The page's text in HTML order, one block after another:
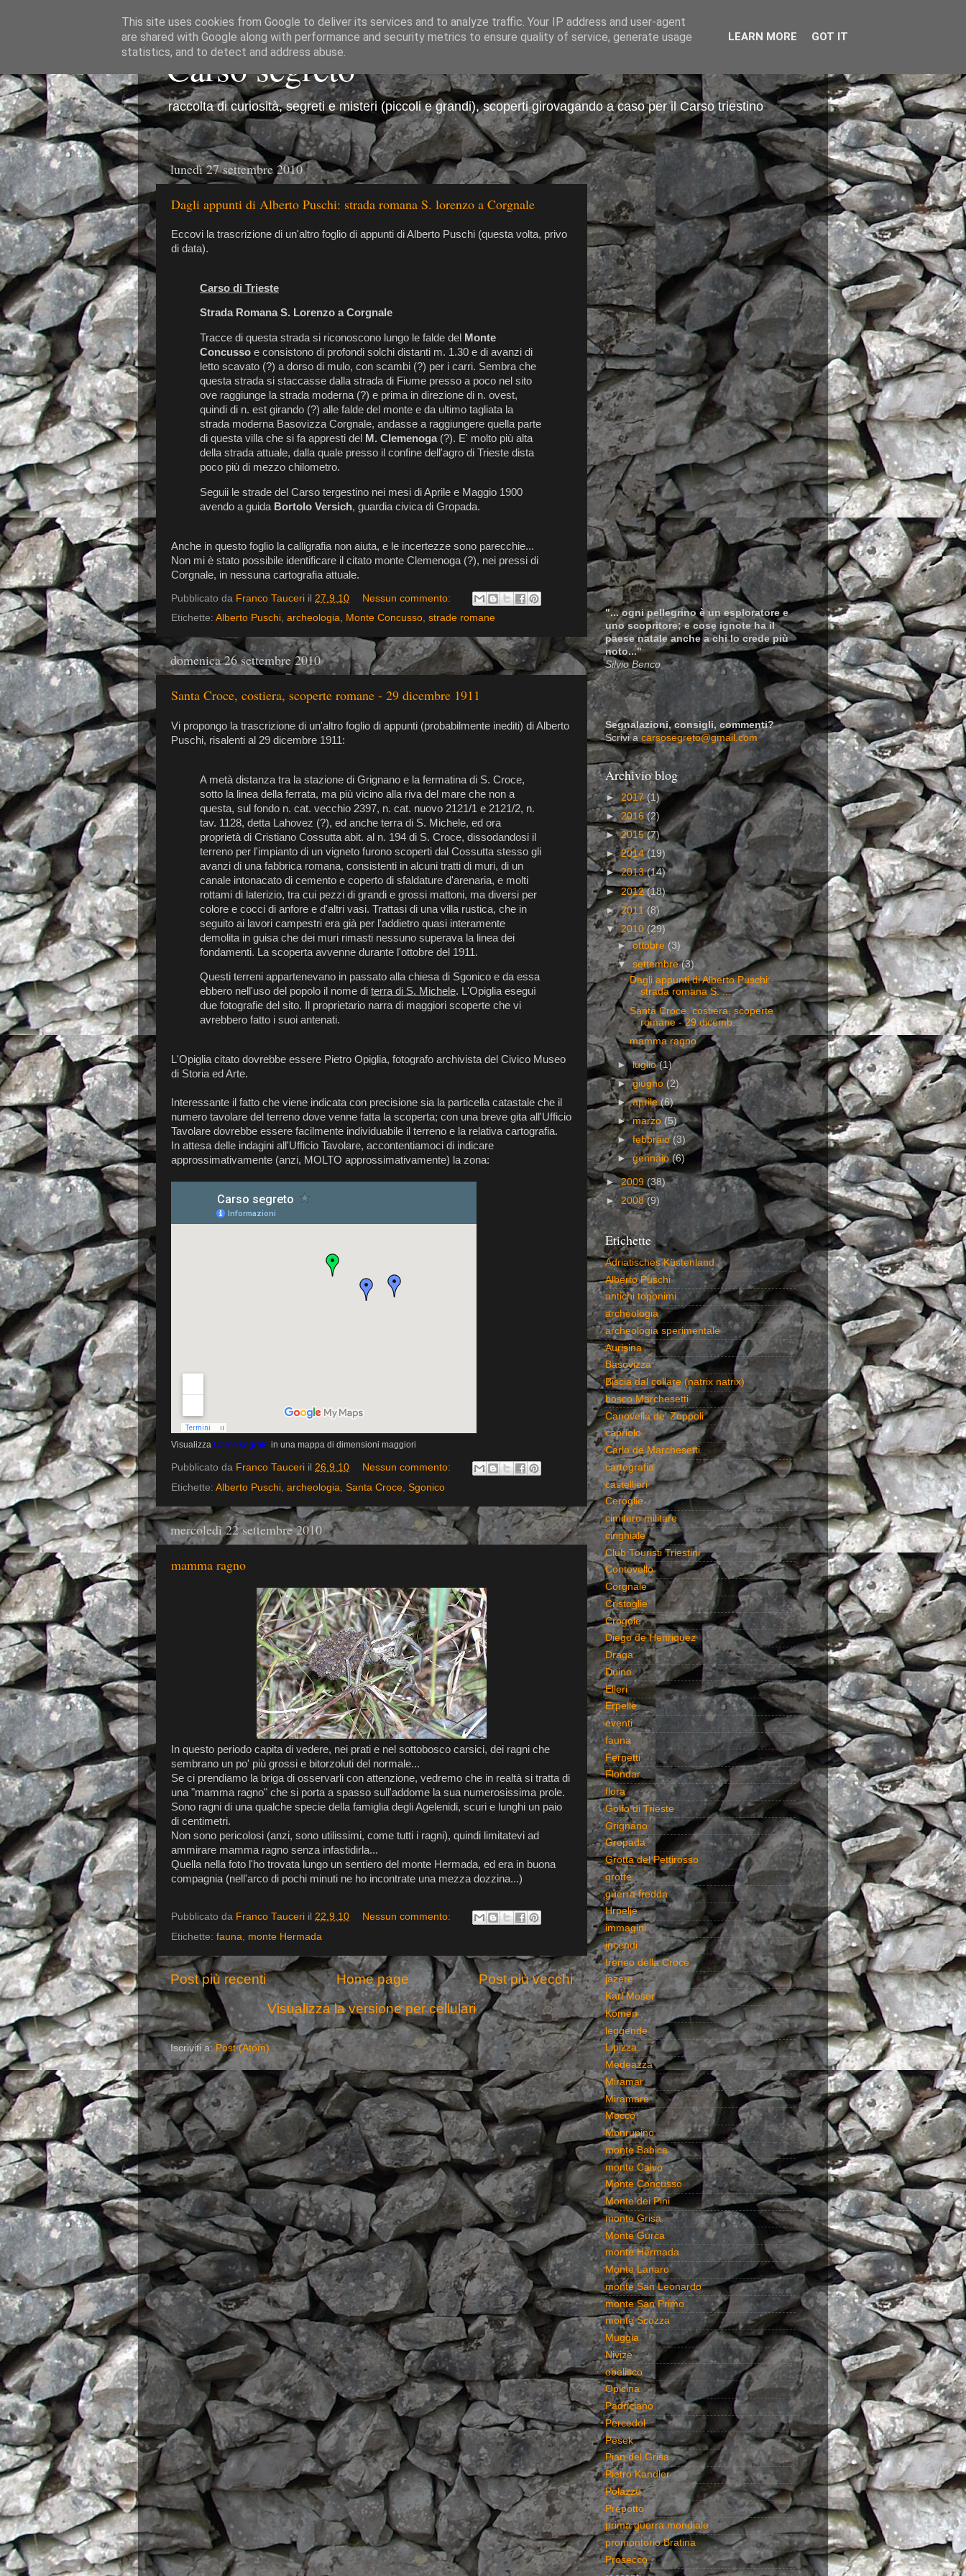
Carso segreto
raccolta di curiosità, segreti e misteri (piccoli e grandi), scoperti girovagando a caso per il Carso triestino
lunedì 27 settembre 2010
Dagli appunti di Alberto Puschi: strada romana S. lorenzo a Corgnale
Eccovi la trascrizione di un'altro foglio di appunti di Alberto Puschi (questa volta, privo
di data).
Carso di Trieste
Strada Romana S. Lorenzo a Corgnale
Tracce di questa strada si riconoscono lungo le falde del
Monte
Concusso e consistono di profondi solchi distanti m. 1.30 e di avanzi di
letto scavato (?) a dorso di mulo, con scambi (?) per i carri. Sembra che
questa strada si staccasse dalla strada di Fiume presso a poco nel sito
ove raggiunge la strada moderna (?) e prima in direzione di n. ovest,
quindi di n. est girando (?) alle falde del monte e da ultimo tagliata la
strada moderna Basovizza Corgnale, andasse a raggiungere quella parte
di questa villa che si fa appresti del
M. Clemenoga(?). E' molto più alta
della strada attuale, dalla quale presso il confine dell'agro di Trieste dista
poco più di mezzo chilometro.
Seguii le strade del Carso tergestino nei mesi di Aprile e Maggio 1900
avendo a guida Bortolo Versich, guardia civica di Gropada.
Anche in questo foglio la calligrafia non aiuta, e le incertezze sono parecchie...
Non mi è stato possibile identificare il citato monte Clemenoga (?), nei pressi di
Corgnale, in nessuna cartografia attuale.
Pubblicato da Franco Tauceri il 27.9.10
Nessun commento:
Etichette: Alberto Puschi, archeologia, Monte Concusso, strade romane
domenica 26 settembre 2010
Santa Croce, costiera, scoperte romane - 29 dicembre 1911
Vi propongo la trascrizione di un'altro foglio di appunti (probabilmente inediti) di Alberto
Puschi, risalenti al 29 dicembre 1911:
A metà distanza tra la stazione di Grignano e la fermatina di S. Croce,
sotto la linea della ferrata, ma più vicino alla riva del mare che non a
questa, sul fondo n. cat. vecchio 2397, n. cat. nuovo 2121/1 e 2121/2, n.
tav. 1128, detta Lahovez (?), ed anche terra di S. Michele, ed ora
proprietà di Cristiano Cossutta abit. al n. 194 di S. Croce, dissodandosi il
terreno per l'impianto di un vigneto furono scoperti dal Cossutta stesso gli
avanzi di una fabbrica romana, consistenti in alcuni tratti di muri, di un
canale intonacato di cemento e coperto di sfaldature d'arenaria, e molti
rottami di laterizio, tra cui pezzi di grandi e grossi mattoni, ma diversi per
colore e cocci di anfore e d'altri vasi. Trattasi di una villa rustica, che in
seguito ai lavori campestri era già per l'addietro quasi interamente
demolita in guisa che dei muri rimasti nessuno superava la linea dei
fondamenti. La scoperta avvenne durante l'ottobre del 1911.
Questi terreni appartenevano in passato alla chiesa di Sgonico e da essa
ebbero nell'uso del popolo il nome di terra di S. Michele. L'Opiglia eseguì
due fotografie del sito. Il proprietario narra di maggiori scoperte che vi
avrebbero fatto i suoi antenati.
L'Opiglia citato dovrebbe essere Pietro Opiglia, fotografo archivista del Civico Museo
di Storia ed Arte.
Interessante il fatto che viene indicata con precisione sia la particella catastale che il
numero tavolare del terreno dove venne fatta la scoperta; con una breve gita all'Ufficio
Tavolare dovrebbe essere facilmente individuabile il terreno e la relativa cartografia.
In attesa delle indagini all'Ufficio Tavolare, accontentiamoci di indicare
approssimativamente (anzi, MOLTO approssimativamente) la zona:
Visualizza Carso segreto in una mappa di dimensioni maggiori
Pubblicato da Franco Tauceri il 26.9.10
Nessun commento:
Etichette: Alberto Puschi archeologia Santa Croce Sgonico
mercoledì 22 settembre 2010
mamma ragno
In questo periodo capita di vedere, nei prati e nel sottobosco carsici, dei ragni che
sembrano un po' più grossi e bitorzoluti del normale...
Se ci prendiamo la briga di osservarli con attenzione, vedremo che in realtà si tratta di
una "mamma ragno" che si porta a spasso sull'addome la sua numerosissima prole.
Sono ragni di una qualche specie della famiglia degli Agelenidi, scuri e lunghi un paio
di centimetri.
Non sono pericolosi (anzi, sono utilissimi, come tutti i ragni), quindi limitatevi ad
ammirare mamma ragno senza infastidirla...
Quella nella foto l'ho trovata lungo un sentiero del monte Hermada, ed era in buona
compagnia (nell'arco di pochi minuti ne ho incontrate una mezza dozzina...)
Pubblicato da Franco Tauceri il 22.9.10
Nessun commento:
Etichette: fauna monte Hermada
Post più recenti Post più vecchi
Home page
Visualizza la versione per cellulari
Iscriviti a: Post (Atom)
"... ogni pellegrino è un esploratore e
uno scopritore; e cose ignote ha il
paese natale anche a chi lo crede più
noto..."
Silvio Benco
Segnalazioni, consigli, commenti?
Scrivi acarsosegreto@gmail.com
Archivio blog
► 2017(1)
►2016(2)
►2015(7)
►2014(19)
►2013(14)
►2012(18)
►2011 (8)
▼ 2010 (29)
►ottobre (3)
▼settembre(3)
Dagli appunti di Alberto Puschi:
strada romana S. ...
Santa Croce, costiera, scoperte
romane - 29 dicemb...
mamma ragno
►luglio(1)
►giugno(2)
►aprile (6)
►marzo(5)
►febbraio (3)
►gennaio (6)
►2009 (38)
► 2008(9)
Etichette
Adriatisches Küstenland
Alberto Puschi
antichi toponimi
archeologia
archeologia sperimentale
Aurisina
Basovizza
Biscia dal collare (natrix natrix)
bosco Marchesetti
Canovella de' Zoppoli
capriolo
Carlo de Marchesetti
cartografia
castellieri
Ceroglie
cimitero militare
cinghiale
Club Touristi Triestini
Contovello
Corgnale
Cristoglie
Crogole
Diego de Henriquez
Draga
Duino
Elleri
Erpelle
eventi
fauna
Fernetti
Flondar
flora
Golfo di Trieste
Grignano
Gropada
Grotta del Pettirosso
grotte
guerra fredda
Hrpelje
immagini
incendi
Ireneo della Croce
jazere
Karl Moser
Komen
leggende
Lipizza
Medeazza
Miramar
Miramare
Moccò
Monrupino
monte Babica
monte Calvo
Monte Concusso
Monte dei Pini
monte Grisa
Monte Gurca
monte Hermada
Monte Lanaro
monte San Leonardo
monte San Primo
monte Scozza
Muggia
Nivize
obelisco
Opicina
Padriciano
Percedol
Pesek
Pian del Grisa
Pietro Kandler
Polazzo
Prepotto
prima guerra mondiale
promontorio Bratina
Prosecco
This site uses cookies from Google to deliver its services and to analyze traffic. Your IP address and user-agent
are shared with Google along with performance and security metrics to ensure quality of service, generate usage
statistics, and to detect and address abuse.
LEARN MORE GOT IT